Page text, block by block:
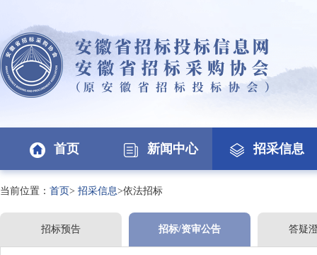
首页 新闻中心 招采信息
当前位置： 首页> 招采信息>依法招标
招标预告 招标/资审公告 答疑